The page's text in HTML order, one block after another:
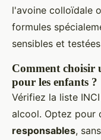
l'avoine colloïdale
formules
sensibles et
Comment choisir
pour les enfants ?
Vérifiez la liste
alcool. Optez pour
responsables,